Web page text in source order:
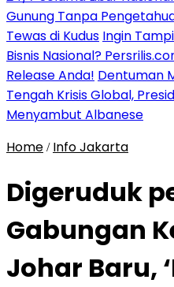
Gunung Tanpa
Tewas di Kudus Ingin
Bisnis Nasional?
Release Anda! Dentuman
Tengah Krisis Global,
Menyambut Albanese
Home / Info Jakarta
Digeruduk
Gabungan
Johar Baru,